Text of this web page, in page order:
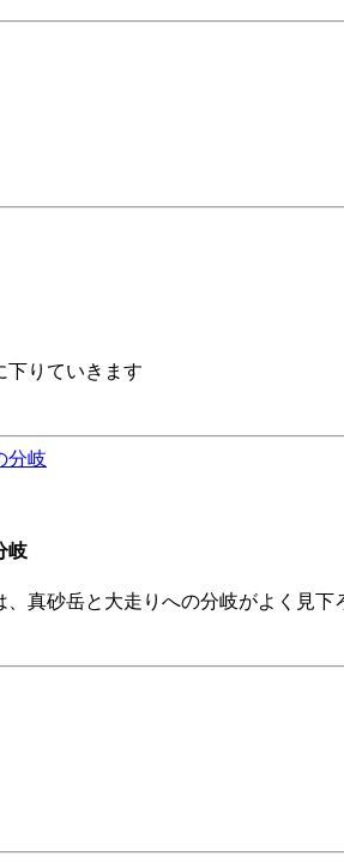
下りていきます
岐
、真砂岳と大走りへの分岐がよく見下